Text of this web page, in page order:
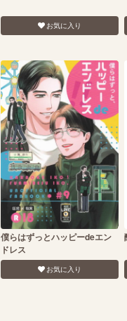
お気に入り
僕らはずっとハッピーdeエン
ドレス
お気に入り